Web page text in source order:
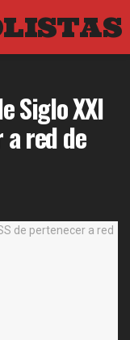
Siglo XXI
red de